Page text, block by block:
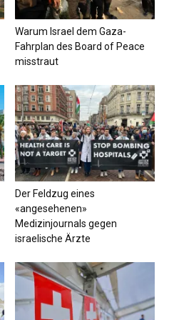
Warum Israel dem Gaza-
Fahrplan des Board of Peace
misstraut
Der Feldzug eines
«angesehenen»
Medizinjournals gegen
israelische Ärzte